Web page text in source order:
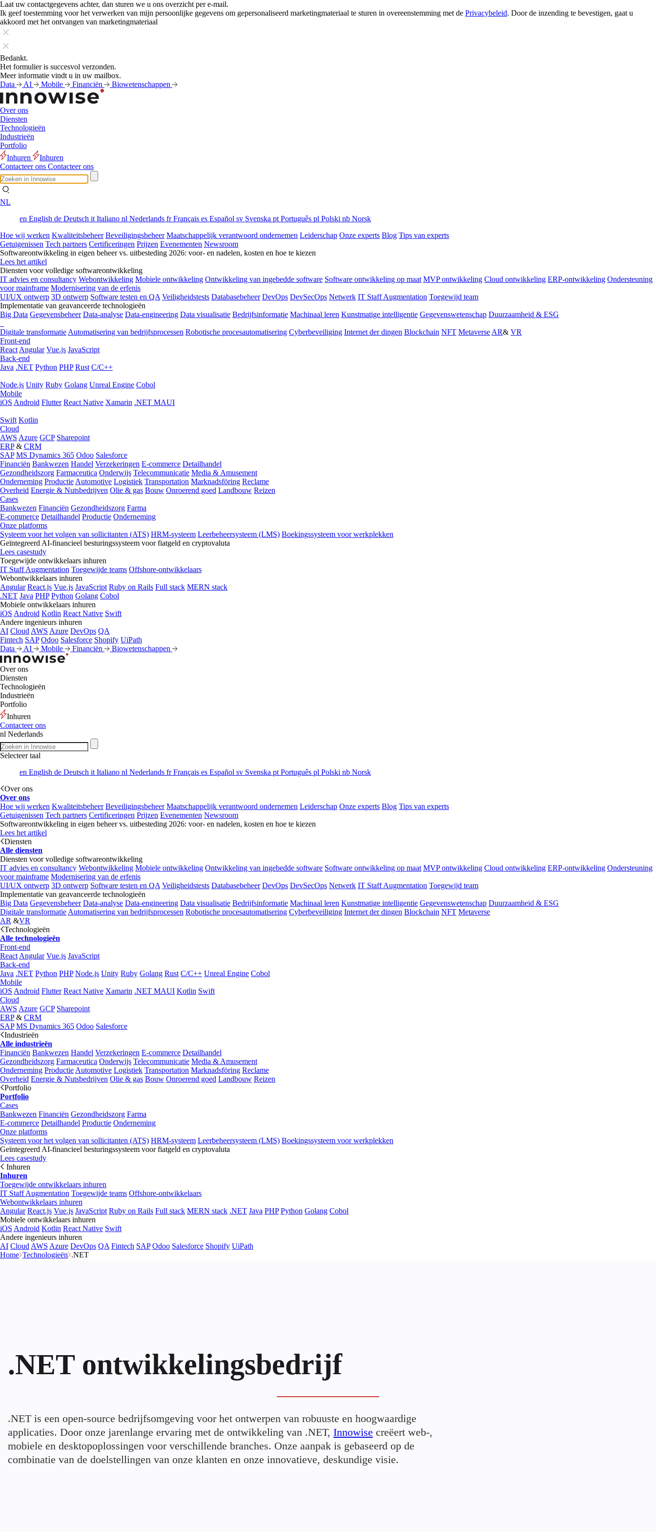
Laat uw contactgegevens achter, dan sturen we u ons overzicht per e-mail.
Ik geef toestemming voor het verwerken van mijn persoonlijke gegevens om gepersonaliseerd marketingmateriaal te sturen in overeenstemming met de Privacybeleid. Door de inzending te bevestigen, gaat u
akkoord met het ontvangen van marketingmateriaal
Bedankt.
Het formulier is succesvol verzonden.
Meer informatie vindt u in uw mailbox.
Data
AI Mobile Financiën Biowetenschappen
Over ons
Diensten
Technologieën
Industrieën
Portfolio
Inhuren
Inhuren
Contacteer ons Contacteer ons
NL
en English de Deutsch it Italiano nl Nederlands frFrançais es Español sv Svenska pt Português pl Polski nb Norsk
Hoe wij werken Kwaliteitsbeheer Beveiligingsbeheer Maatschappelijk verantwoord ondernemen Leiderschap Onze experts Blog Tips van experts
Getuigenissen Tech partners Certificeringen Prijzen Evenementen Newsroom
Softwareontwikkeling in eigen beheer vs. uitbesteding 2026: voor- en nadelen, kosten en hoe te kiezen
Lees het artikel
Diensten voor volledige softwareontwikkeling
IT advies en consultancy Webontwikkeling Mobiele ontwikkeling Ontwikkeling van ingebedde software Software ontwikkeling op maat MVP ontwikkeling Cloud ontwikkeling ERP-ontwikkeling Ondersteuning
voor mainframe Modernisering van de erfenis
UI/UX ontwerp 3D ontwerp Software testen en QA Veiligheidstests Databasebeheer DevOps DevSecOps Netwerk IT Staff Augmentation Toegewijd team
Implementatie van geavanceerde technologieën
Big Data Gegevensbeheer Data-analyse Data-engineering Data visualisatie Bedrijfsinformatie Machinaal leren Kunstmatige intelligentie Gegevenswetenschap Duurzaamheid & ESG
Digitale transformatie Automatisering van bedrijfsprocessen Robotische procesautomatisering Cyberbeveiliging Internet der dingen Blockchain NFT Metaverse AR& VR
Front-end
React Angular Vue.js JavaScript
Back-end
Java .NET Python PHP Rust C/C++
Node.js Unity Ruby Golang Unreal Engine Cobol
Mobile
iOS Android Flutter React Native Xamarin .NET MAUI
Swift Kotlin
Cloud
AWS Azure GCP Sharepoint
ERP& CRM
SAP MS Dynamics 365 Odoo Salesforce
Financiën Bankwezen Handel Verzekeringen E-commerce Detailhandel
Gezondheidszorg Farmaceutica Onderwijs Telecommunicatie Media & Amusement
Onderneming Productie Automotive Logistiek Transportation Marknadsföring Reclame
Overheid Energie & Nutsbedrijven Olie & gas Bouw Onroerend goed Landbouw Reizen
Cases
Bankwezen Financiën Gezondheidszorg Farma
E-commerce Detailhandel Productie Onderneming
Onze platforms
Systeem voor het volgen van sollicitanten (ATS) HRM-systeem Leerbeheersysteem (LMS) Boekingssysteem voor werkplekken
Geïntegreerd AI-financieel besturingssysteem voor fiatgeld en cryptovaluta
Lees casestudy
Toegewijde ontwikkelaars inhuren
IT Staff Augmentation Toegewijde teams Offshore-ontwikkelaars
Webontwikkelaars inhuren
Angular React.js Vue.js JavaScript Ruby on Rails Full stack MERN stack
.NET Java PHP Python Golang Cobol
Mobiele ontwikkelaars inhuren
iOS Android Kotlin React Native Swift
Andere ingenieurs inhuren
AI Cloud AWS Azure DevOps QA
Fintech SAP Odoo Salesforce Shopify UiPath
Data
AI Mobile Financiën Biowetenschappen
Over ons
Diensten
Technologieën
Industrieën
Portfolio
Inhuren
Contacteer ons
nl Nederlands
Selecteer taal
en English de Deutsch it Italiano nl Nederlands frFrançais es Español sv Svenska pt Português pl Polski nb Norsk
Over ons
Over ons
Hoe wij werken Kwaliteitsbeheer Beveiligingsbeheer Maatschappelijk verantwoord ondernemen Leiderschap Onze experts Blog Tips van experts
Getuigenissen Tech partners Certificeringen Prijzen Evenementen Newsroom
Softwareontwikkeling in eigen beheer vs. uitbesteding 2026: voor- en nadelen, kosten en hoe te kiezen
Lees het artikel
Diensten
Alle diensten
Diensten voor volledige softwareontwikkeling
IT advies en consultancy Webontwikkeling Mobiele ontwikkeling Ontwikkeling van ingebedde software Software ontwikkeling op maat MVP ontwikkeling Cloud ontwikkeling ERP-ontwikkeling Ondersteuning
voor mainframe Modernisering van de erfenis
UI/UX ontwerp 3D ontwerp Software testen en QA Veiligheidstests Databasebeheer DevOps DevSecOps Netwerk IT Staff Augmentation Toegewijd team
Implementatie van geavanceerde technologieën
Big Data Gegevensbeheer Data-analyse Data-engineering Data visualisatie Bedrijfsinformatie Machinaal leren Kunstmatige intelligentie Gegevenswetenschap Duurzaamheid & ESG
Digitale transformatie Automatisering van bedrijfsprocessen Robotische procesautomatisering Cyberbeveiliging Internet der dingen Blockchain NFT Metaverse
AR &VR
Technologieën
Alle technologieën
Front-end
React Angular Vue.js JavaScript
Back-end
Java .NET Python PHP Node.js Unity Ruby Golang Rust C/C++ Unreal Engine Cobol
Mobile
iOS Android Flutter React Native Xamarin .NET MAUI Kotlin Swift
Cloud
AWS Azure GCP Sharepoint
ERP& CRM
SAP MS Dynamics 365 Odoo Salesforce
Industrieën
Alle industrieën
Financiën Bankwezen Handel Verzekeringen E-commerce Detailhandel
Gezondheidszorg Farmaceutica Onderwijs Telecommunicatie Media & Amusement
Onderneming Productie Automotive Logistiek Transportation Marknadsföring Reclame
Overheid Energie & Nutsbedrijven Olie & gas Bouw Onroerend goed Landbouw Reizen
Portfolio
Portfolio
Cases
Bankwezen Financiën Gezondheidszorg Farma
E-commerce Detailhandel Productie Onderneming
Onze platforms
Systeem voor het volgen van sollicitanten (ATS) HRM-systeem Leerbeheersysteem (LMS) Boekingssysteem voor werkplekken
Geïntegreerd AI-financieel besturingssysteem voor fiatgeld en cryptovaluta
Lees casestudy
Inhuren
Inhuren
Toegewijde ontwikkelaars inhuren
IT Staff Augmentation Toegewijde teams Offshore-ontwikkelaars
Webontwikkelaars inhuren
Angular React.js Vue.js JavaScript Ruby on Rails Full stack MERN stack .NET Java PHP Python Golang Cobol
Mobiele ontwikkelaars inhuren
iOS Android Kotlin React Native Swift
Andere ingenieurs inhuren
AI Cloud AWS Azure DevOps QA Fintech SAP Odoo Salesforce Shopify UiPath
Home Technologieën .NET
.NET ontwikkelingsbedrijf
.NET is een open-source bedrijfsomgeving voor het ontwerpen van robuuste en hoogwaardige
applicaties. Door onze jarenlange ervaring met de ontwikkeling van .NET, Innowise creëert web-,
mobiele en desktopoplossingen voor verschillende branches. Onze aanpak is gebaseerd op de
combinatie van de doelstellingen van onze klanten en onze innovatieve, deskundige visie.